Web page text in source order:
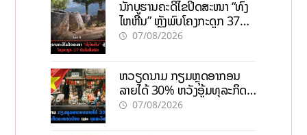
ນັກບູຮານຄະດີໄຂປິດສະໜາ “ທົ່ງ
ໄຫຫີນ” ຫຼັງພົບໂຄງກະດູກ 37
ຄົນໃນຫີນຍັກ
07/08/2026
ຫວຽດນາມ ກຽມຫຼຸດອາກອນ
ລາຍໄດ້ 30% ຫວັງອູ້ມທຸລະກິດ
ຂະໜາດນ້ອຍ ແລະ ຈຸນລະ
07/08/2026